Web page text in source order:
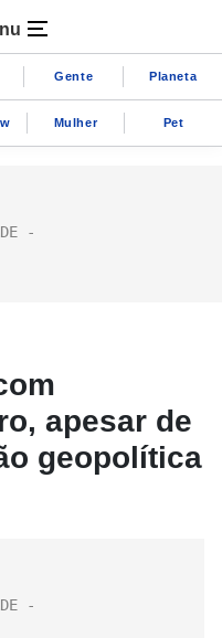
Gente Planeta
Mulher Pet
apesar de
geopolítica